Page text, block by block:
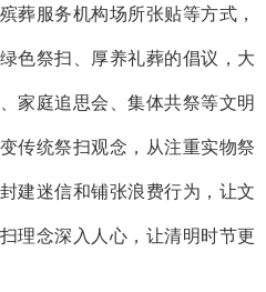
葬服务机构场所张贴等方式，
色祭扫、厚养礼葬的倡议，大
家庭追思会、集体共祭等文明
传统祭扫观念，从注重实物祭
建迷信和铺张浪费行为，让文
理念深入人心，让清明时节更